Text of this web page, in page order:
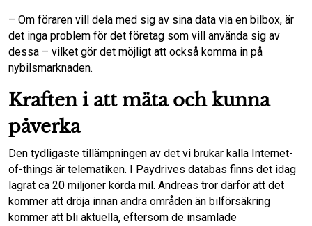
– Om föraren vill dela med sig av sina data via en bilbox, är
det inga problem för det företag som vill använda sig av
dessa – vilket gör det möjligt att också komma in på
nybilsmarknaden.
Kraften i att mäta och kunna
påverka
Den tydligaste tillämpningen av det vi brukar kalla Internet-
of-things är telematiken. I Paydrives databas finns det idag
lagrat ca 20 miljoner körda mil. Andreas tror därför att det
kommer att dröja innan andra områden än bilförsäkring
kommer att bli aktuella, eftersom de insamlade